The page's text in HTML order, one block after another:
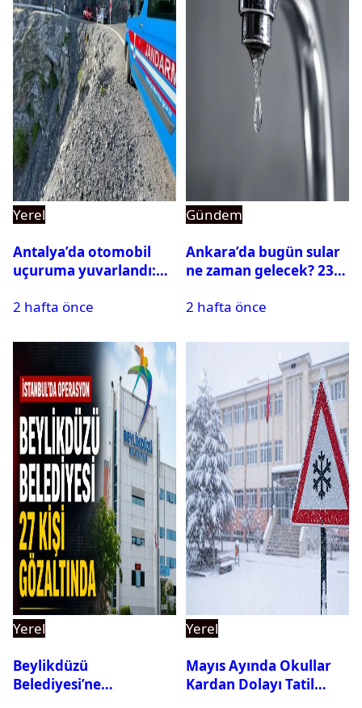
Yerel
Antalya’da otomobil
uçuruma yuvarlandı:
var
2 hafta önce
Gündem
Ankara’da bugün sular
ne zaman gelecek? 23
su kesintisi sorgulama
2 hafta önce
Yerel
Beylikdüzü
Belediyesi’ne
Yerel
Mayıs Ayında Okullar
Kardan Dolayı Tatil